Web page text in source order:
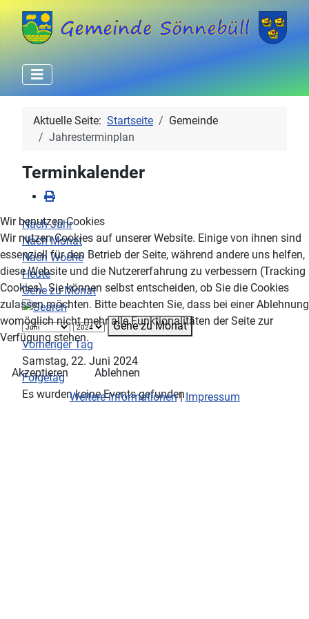
Aktuelle Seite: Startseite
Gemeinde
Jahresterminplan
Terminkalender
Nach Jahr
Nach Monat
Nach Woche
Heute
Gehe zu Monat
Gehe zu Monat
Vorheriger Tag
Samstag, 22. Juni 2024
Folgetag
Es wurden keine Events gefunden
Wir benutzen Cookies
Wir nutzen Cookies auf unserer Website. Einige von ihnen sind
essenziell für den Betrieb der Seite, während andere uns helfen,
diese Website und die Nutzererfahrung zu verbessern (Tracking
Cookies). Sie können selbst entscheiden, ob Sie die Cookies
zulassen möchten. Bitte beachten Sie, dass bei einer Ablehnung
womöglich nicht mehr alle Funktionalitäten der Seite zur
Verfügung stehen.
Akzeptieren
Ablehnen
Weitere Informationen|Impressum